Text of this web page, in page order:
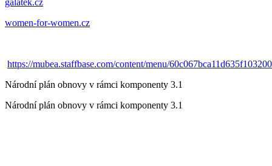
galatek.cz
women-for-women.cz
https://mubea.staffbase.com/content/menu/
Národní plán obnovy v rámci komponenty 3.1
Národní plán obnovy v rámci komponenty 3.1